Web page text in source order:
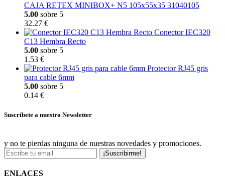
CAJA RETEX MINIBOX+ N5 105x55x35 31040105
5.00 sobre 5
32.27 €
Conector IEC320
C13 Hembra Recto
5.00 sobre 5
1.53 €
Protector RJ45 gris
para cable 6mm
5.00 sobre 5
0.14 €
Suscríbete a nuestro Newsletter
y no te pierdas ninguna de nuestras novedades y promociones.
¡Suscribirme!
ENLACES